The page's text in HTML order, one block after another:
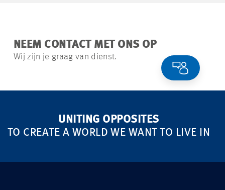
NEEM CONTACT MET ONS OP
Wij zijn je graag van dienst.
UNITING OPPOSITES
TO CREATE A WORLD WE WANT TO LIVE IN